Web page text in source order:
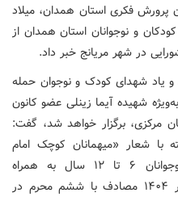
پرورش فکری استان همدان، میلاد
و نوجوانان استان همدان از
در شهر مریانج خبر داد.
و یاد شهدای کودک و نوجوان حمله
شهیده آیما زینلی عضو کانون
مرکزی، برگزار خواهد شد، گفت:
شعار «میهمانان کوچک امام
حسین(ع)» با حضور کودکان و نوجوانان ۶ تا ۱۲ سال به همراه
خانواده‌هایشان روز چهارشنبه 11 تیر ۱۴۰۴ مصادف با ششم محرم در